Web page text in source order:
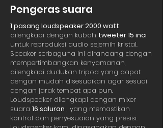
Pengeras suara
1 pasang loudspeaker 2000 watt
dilengkapi dengan kubah tweeter 15 inci
untuk reproduksi audio sejernih kristal.
Speaker serbaguna ini dirancang dengan
mempertimbangkan kenyamanan,
dilengkapi dudukan tripod yang dapat
dengan mudah disesuaikan agar sesuai
dengan jarak tempat apa pun.
Loudspeaker dilengkapi dengan mixer
suara 16 saluran , yang memastikan
kontrol dan penyesuaian yang presisi.